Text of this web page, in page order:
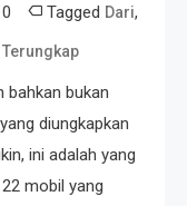
0 Tagged Dari,
Terungkap
bahkan bukan
diungkapkan
ini adalah yang
mobil yang